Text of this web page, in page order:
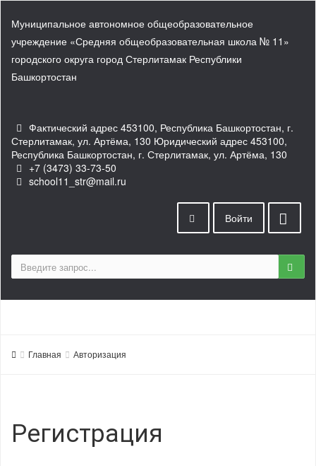
Муниципальное автономное общеобразовательное
учреждение «Средняя общеобразовательная школа № 11»
городского округа город Стерлитамак Республики
Башкортостан
Фактический адрес 453100, Республика Башкортостан, г.
Стерлитамак, ул. Артёма, 130 Юридический адрес 453100,
Республика Башкортостан, г. Стерлитамак, ул. Артёма, 130
+7 (3473) 33-73-50
school11_str@mail.ru
Войти
Главная Авторизация
Регистрация